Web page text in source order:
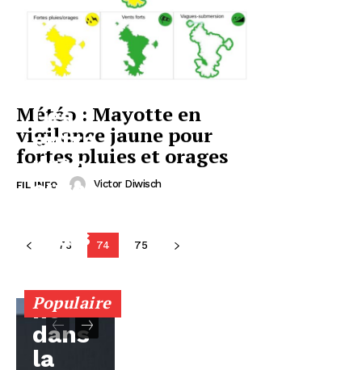
Météo : Mayotte en
vigilance jaune pour
fortes pluies et orages
FIL INFO Victor Diwisch
73 74 75
Populaire
Les
entre
pren
eures
orais
entre
nt
dans
la